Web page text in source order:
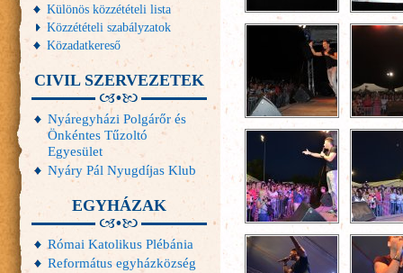
Különös közzétételi lista
Közzétételi szabályzatok
Közadatkereső
CIVIL SZERVEZETEK
Nyáregyházi Polgárőr és
Önkéntes Tűzoltó
Egyesület
Nyáry Pál Nyugdíjas Klub
EGYHÁZAK
Római Katolikus Plébánia
Református egyházközség